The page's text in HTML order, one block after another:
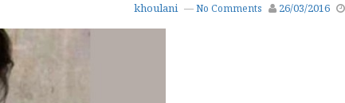
26/03/2016
khoulani —No Comments